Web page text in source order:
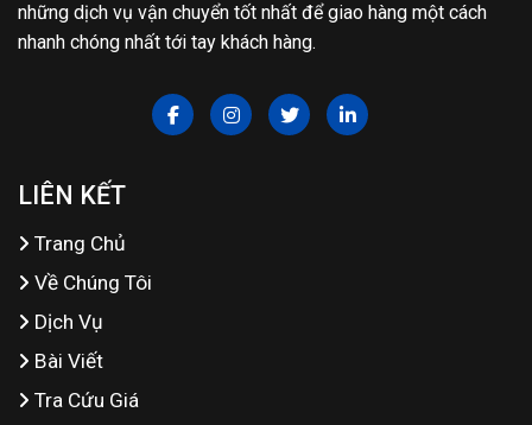
những dịch vụ vận chuyển tốt nhất để giao hàng một cách
nhanh chóng nhất tới tay khách hàng.
LIÊN KẾT
Trang Chủ
Về Chúng Tôi
Dịch Vụ
Bài Viết
Tra Cứu Giá